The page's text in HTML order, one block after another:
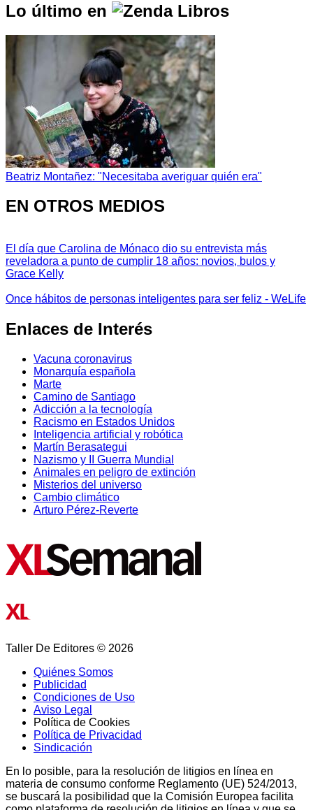
Lo último en
Beatriz Montañez: "Necesitaba averiguar quién era"
EN OTROS MEDIOS
El día que Carolina de Mónaco dio su entrevista más
reveladora a punto de cumplir 18 años: novios, bulos y
Grace Kelly
Once hábitos de personas inteligentes para ser feliz - WeLife
Enlaces de Interés
Vacuna coronavirus
Monarquía española
Marte
Camino de Santiago
Adicción a la tecnología
Racismo en Estados Unidos
Inteligencia artificial y robótica
Martín Berasategui
Nazismo y II Guerra Mundial
Animales en peligro de extinción
Misterios del universo
Cambio climático
Arturo Pérez-Reverte
Taller De Editores © 2026
Quiénes Somos
Publicidad
Condiciones de Uso
Aviso Legal
Política de Cookies
Política de Privacidad
Sindicación
En lo posible, para la resolución de litigios en línea en
materia de consumo conforme Reglamento (UE) 524/2013,
se buscará la posibilidad que la Comisión Europea facilita